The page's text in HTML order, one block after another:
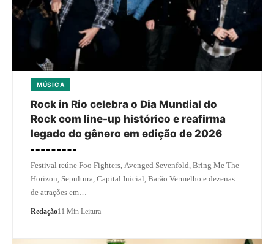
MÚSICA
Rock in Rio celebra o Dia Mundial do
Rock com line-up histórico e reafirma
legado do gênero em edição de 2026
Festival reúne Foo Fighters, Avenged Sevenfold, Bring Me The
Horizon, Sepultura, Capital Inicial, Barão Vermelho e dezenas
de atrações em…
Redação11 Min Leitura